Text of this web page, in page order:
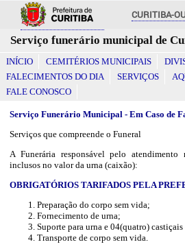
CURITIBA-
Serviço funerário municipal de
INÍCIO CEMITÉRIOS MUNICIPAIS
FALECIMENTOS DO DIA
SERVIÇOS
FALE CONOSCO
Serviço Funerário Municipal - Em Caso de
Serviços que compreende o Funeral
A Funerária responsável pelo atendimento
inclusos no valor da urna (caixão):
OBRIGATÓRIOS TARIFADOS PELA
Preparação do corpo sem vida;
Fornecimento de urna;
Suporte para urna e 04(quatro)
Transporte de corpo sem vida.